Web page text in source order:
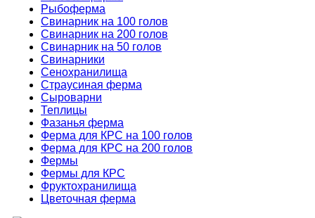
Рыбоферма
Свинарник на 100 голов
Свинарник на 200 голов
Свинарник на 50 голов
Свинарники
Сенохранилища
Страусиная ферма
Сыроварни
Теплицы
Фазанья ферма
Ферма для КРС на 100 голов
Ферма для КРС на 200 голов
Фермы
Фермы для КРС
Фруктохранилища
Цветочная ферма